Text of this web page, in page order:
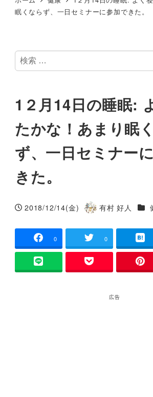
眠くならず、一日セミナーに参加できた。
検
索
1２月14日の睡眠:
たかな！あまり眠
ず、一日セミナー
きた。
投稿日
2018/12/14(金)
著
有村 好人 カテ
0 0
広告